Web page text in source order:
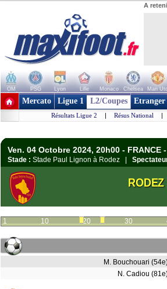
A
OM PSG Lyon Lille Monaco Chelsea Man Utd
+ de clubs
Mercato Ligue 1 L2/Coupes Etranger
Résultats Ligue 2 | Résus National |
Ven. 04 Octobre 2024, 20h00 - FRANCE
Stade : Stade Paul Lignon à Rodez |
RODEZ
1 10 20 30
M. Bouchouari
N. Cadiou